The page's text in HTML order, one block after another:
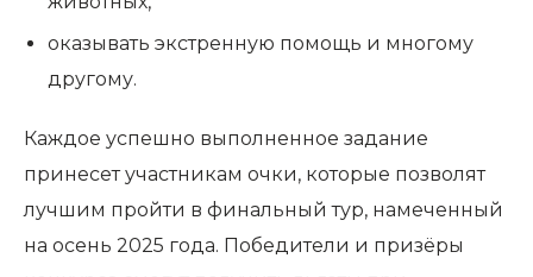
оказывать экстренную помощь и многому
другому.
Каждое успешно выполненное задание
принесет участникам очки, которые позволят
лучшим пройти в финальный тур, намеченный
на осень 2025 года. Победители и призёры